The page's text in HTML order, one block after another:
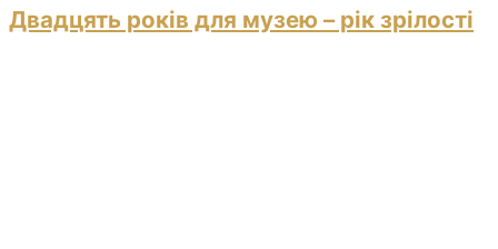
Двадцять років для музею – рік зрілості